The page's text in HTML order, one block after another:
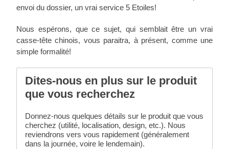
envoi du dossier, un vrai service 5 Etoiles!
Nous espérons, que ce sujet, qui semblait être un vrai
casse-tête chinois, vous paraitra, à présent, comme une
simple formalité!
Dites-nous en plus sur le produit
que vous recherchez
Donnez-nous quelques détails sur le produit que vous
cherchez (utilité, localisation, design, etc.). Nous
reviendrons vers vous rapidement (généralement
dans la journée, voire le lendemain).